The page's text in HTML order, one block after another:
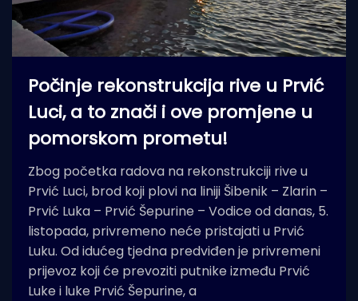
Počinje rekonstrukcija rive u Prvić
Luci, a to znači i ove promjene u
pomorskom prometu!
Zbog početka radova na rekonstrukciji rive u
Prvić Luci, brod koji plovi na liniji Šibenik – Zlarin –
Prvić Luka – Prvić Šepurine – Vodice od danas, 5.
listopada, privremeno neće pristajati u Prvić
Luku. Od idućeg tjedna predviđen je privremeni
prijevoz koji će prevoziti putnike između Prvić
Luke i luke Prvić Šepurine, a